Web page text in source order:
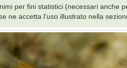
per fini statistici (necessari anche
ne accetta l'uso illustrato nella